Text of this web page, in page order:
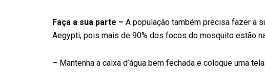
Faça a sua parte – A população também precisa fazer a
Aegypti, pois mais de 90% dos focos do mosquito estão
– Mantenha a caixa d’água bem fechada e coloque uma